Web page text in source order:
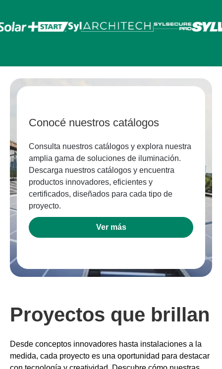
Conocé nuestros catálogos
Consulta nuestros catálogos y explora nuestra
amplia gama de soluciones de iluminación.
Descarga nuestros catálogos y encuentra
productos innovadores, eficientes y
certificados, diseñados para cada tipo de
proyecto.
Ver más
Proyectos que brillan
Desde conceptos innovadores hasta instalaciones a la
medida, cada proyecto es una oportunidad para destacar